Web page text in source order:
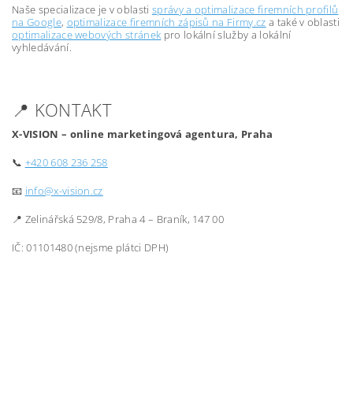
Naše specializace je v oblasti správy a optimalizace firemních profilů
na Google, optimalizace firemních zápisů na Firmy.cz a také v oblasti
optimalizace webových stránek pro lokální služby a lokální
vyhledávání.
📍 KONTAKT
X-VISION – online marketingová agentura, Praha
📞 +420 608 236 258
📧 info@x-vision.cz
📍 Zelinářská 529/8, Praha 4 – Braník, 147 00
IČ: 01101480 (nejsme plátci DPH)